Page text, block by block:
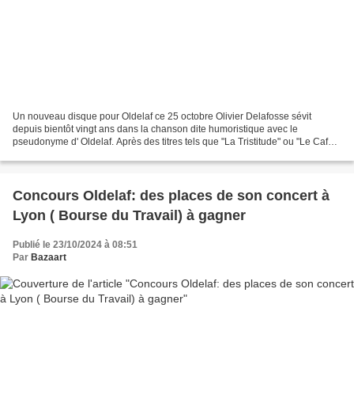
Un nouveau disque pour Oldelaf ce 25 octobre Olivier Delafosse sévit
depuis bientôt vingt ans dans la chanson dite humoristique avec le
pseudonyme d' Oldelaf. Après des titres tels que "La Tristitude" ou "Le Café"
Concours Oldelaf: des places de son concert à
Lyon ( Bourse du Travail) à gagner
Publié le 23/10/2024 à 08:51
Par Bazaart